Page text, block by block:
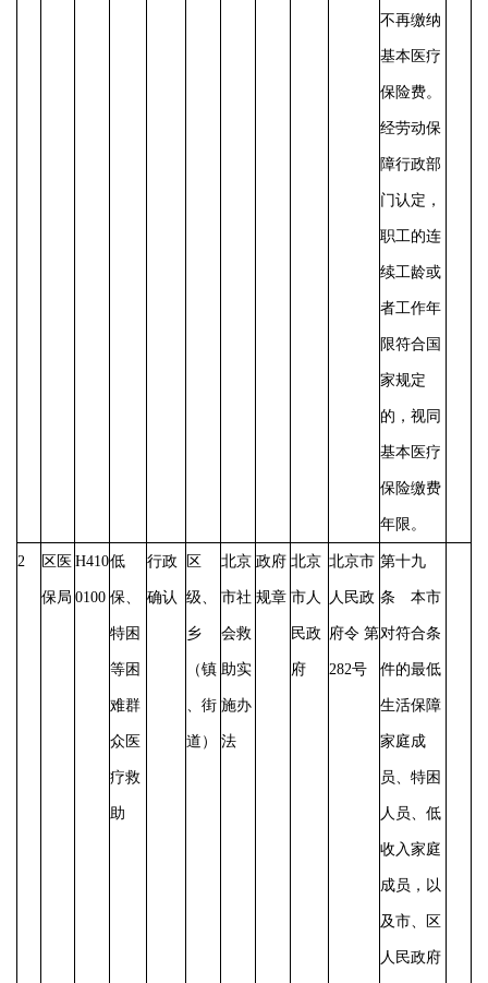
不再缴纳
基本医疗
保险费。
经劳动保
障行政部
门认定，
职工的连
续工龄或
者工作年
限符合国
家规定
的，视同
基本医疗
保险缴费
年限。
2 区医
保局
H410
0100
低
保、
特困
等困
难群
众医
疗救
助
行政
确认
区
级、
乡
（镇
、街
道）
北京
市社
会救
助实
施办
法
政府
规章
北京
市人
民政
府
北京市
人民政
府令 第
282号
第十九
条 本市
对符合条
件的最低
生活保障
家庭成
员、特困
人员、低
收入家庭
成员，以
及市、区
人民政府